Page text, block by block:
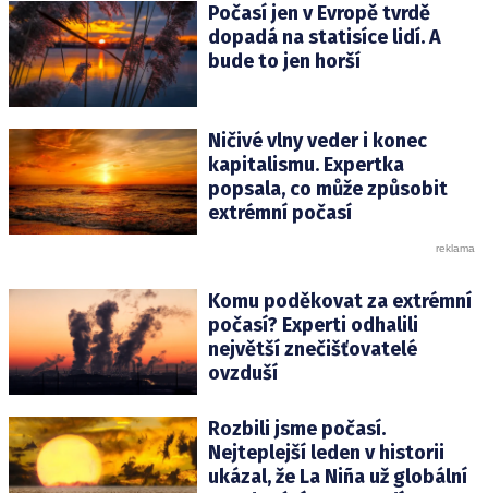
Počasí jen v Evropě tvrdě
dopadá na statisíce lidí. A
bude to jen horší
Ničivé vlny veder i konec
kapitalismu. Expertka
popsala, co může způsobit
extrémní počasí
Komu poděkovat za extrémní
počasí? Experti odhalili
největší znečišťovatelé
ovzduší
Rozbili jsme počasí.
Nejteplejší leden v historii
ukázal, že La Niña už globální